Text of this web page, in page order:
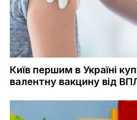
Київ першим в Україні
валентну вакцину від